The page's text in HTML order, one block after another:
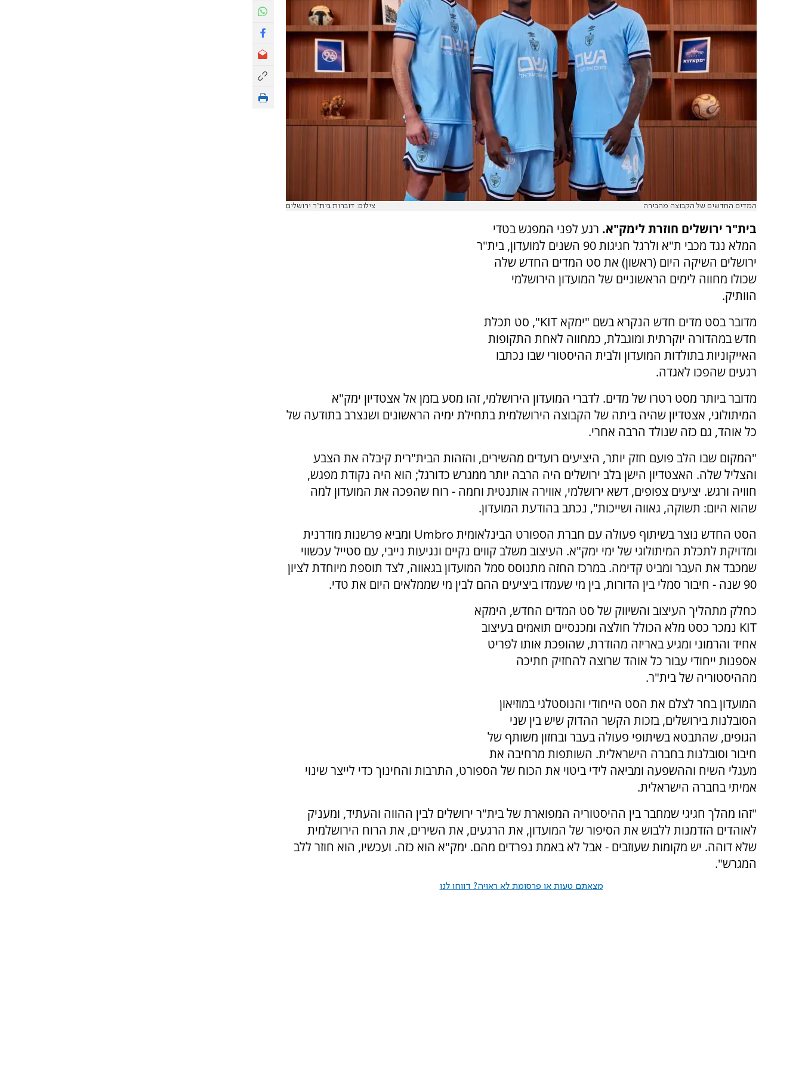
המדים החדשים של הקבוצה מהבירה צילום: דוברות בית"ר ירושלים
בית"ר ירושלים חוזרת לימק"א. רגע לפני המפגש בטדי
המלא נגד מכבי ת"א ולרגל חגיגות 90 השנים למועדון, בית"ר
ירושלים השיקה היום (ראשון) את סט המדים החדש שלה
שכולו מחווה לימים הראשוניים של המועדון הירושלמי
הוותיק.
מדובר בסט מדים חדש הנקרא בשם "ימקא KIT", סט תכלת
חדש במהדורה יוקרתית ומוגבלת, כמחווה לאחת התקופות
האייקוניות בתולדות המועדון ולבית ההיסטורי שבו נכתבו
רגעים שהפכו לאגדה.
מדובר ביותר מסט רטרו של מדים. לדברי המועדון הירושלמי, זהו מסע בזמן אל אצטדיון ימק"א
המיתולוגי, אצטדיון שהיה ביתה של הקבוצה הירושלמית בתחילת ימיה הראשונים ושנצרב בתודעה של
כל אוהד, גם כזה שנולד הרבה אחרי.
"המקום שבו הלב פועם חזק יותר, היציעים רועדים מהשירים, והזהות הבית"רית קיבלה את הצבע
והצליל שלה. האצטדיון הישן בלב ירושלים היה הרבה יותר ממגרש כדורגל; הוא היה נקודת מפגש,
חוויה ורגש. יציעים צפופים, דשא ירושלמי, אווירה אותנטית וחמה - רוח שהפכה את המועדון למה
שהוא היום: תשוקה, גאווה ושייכות", נכתב בהודעת המועדון.
הסט החדש נוצר בשיתוף פעולה עם חברת הספורט הבינלאומית Umbro ומביא פרשנות מודרנית
ומדויקת לתכלת המיתולוגי של ימי ימק"א. העיצוב משלב קווים נקיים ונגיעות נייבי, עם סטייל עכשווי
שמכבד את העבר ומביט קדימה. במרכז החזה מתנוסס סמל המועדון בגאווה, לצד תוספת מיוחדת לציון
90 שנה - חיבור סמלי בין הדורות, בין מי שעמדו ביציעים ההם לבין מי שממלאים היום את טדי.
כחלק מתהליך העיצוב והשיווק של סט המדים החדש, הימקא
KIT נמכר כסט מלא הכולל חולצה ומכנסיים תואמים בעיצוב
אחיד והרמוני ומגיע באריזה מהודרת, שהופכת אותו לפריט
אספנות ייחודי עבור כל אוהד שרוצה להחזיק חתיכה
מההיסטוריה של בית"ר.
המועדון בחר לצלם את הסט הייחודי והנוסטלגי במוזיאון
הסובלנות בירושלים, בזכות הקשר ההדוק שיש בין שני
הגופים, שהתבטא בשיתופי פעולה בעבר ובחזון משותף של
חיבור וסובלנות בחברה הישראלית. השותפות מרחיבה את
מעגלי השיח וההשפעה ומביאה לידי ביטוי את הכוח של הספורט, התרבות והחינוך כדי לייצר שינוי
אמיתי בחברה הישראלית.
"זהו מהלך חגיגי שמחבר בין ההיסטוריה המפוארת של בית"ר ירושלים לבין ההווה והעתיד, ומעניק
לאוהדים הזדמנות ללבוש את הסיפור של המועדון, את הרגעים, את השירים, את הרוח הירושלמית
שלא דוהה. יש מקומות שעוזבים - אבל לא באמת נפרדים מהם. ימק"א הוא כזה. ועכשיו, הוא חוזר ללב
המגרש".
מצאתם טעות או פרסומת לא ראויה? דווחו לנו